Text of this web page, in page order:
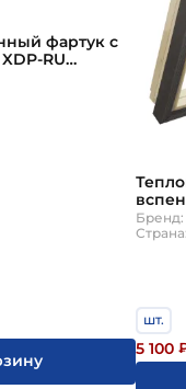
фартук с
RU
RU
Бренд:
шт.
5 100